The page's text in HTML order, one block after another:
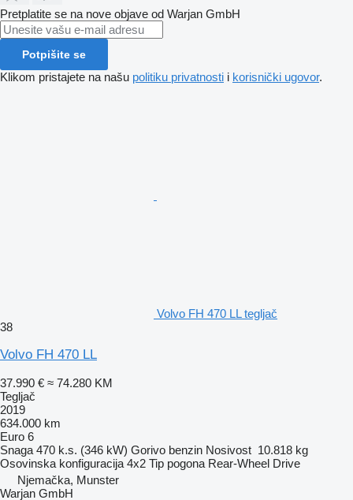
Pretplatite se na nove objave od Warjan GmbH
Potpišite se
Klikom pristajete na našu politiku privatnosti i korisnički ugovor.
Volvo FH 470 LL tegljač
38
Volvo FH 470 LL
37.990 € ≈ 74.280 KM
Tegljač
2019
634.000 km
Euro 6
Snaga 470 k.s. (346 kW) Gorivo benzin Nosivost 10.818 kg
Osovinska konfiguracija 4x2 Tip pogona Rear-Wheel Drive
Njemačka, Munster
Warjan GmbH